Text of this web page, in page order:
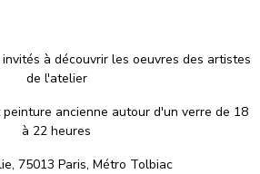
à découvrir les oeuvres des artistes
de l'atelier
ancienne autour d'un verre de 18
à 22 heures
75013 Paris, Métro Tolbiac